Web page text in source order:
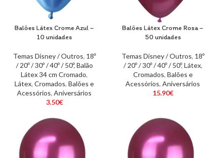
Balões Látex Crome Azul –
10 unidades
Temas Disney / Outros, 18º
/ 20º / 30º / 40º / 50º, Balão
Látex 34 cm Cromado,
Látex, Cromados, Balões e
Acessórios, Aniversários
3.50€
Balões Látex Crome Rosa –
50 unidades
Temas Disney / Outros, 18º
/ 20º / 30º / 40º / 50º, Látex,
Cromados, Balões e
Acessórios, Aniversários
15.90€